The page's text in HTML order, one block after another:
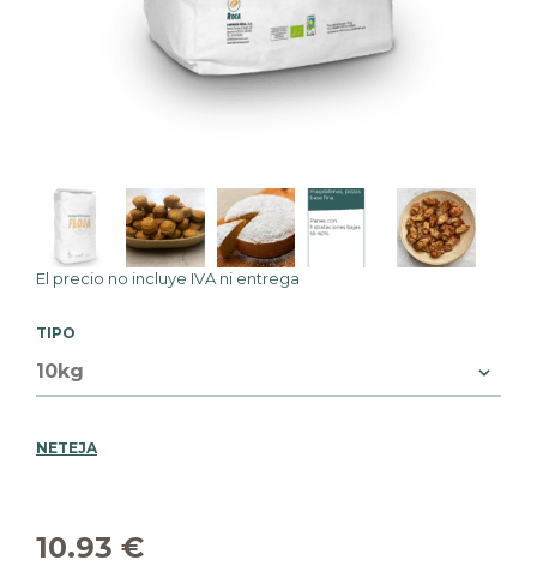
El precio no incluye IVA ni entrega
TIPO
NETEJA
10.93 €